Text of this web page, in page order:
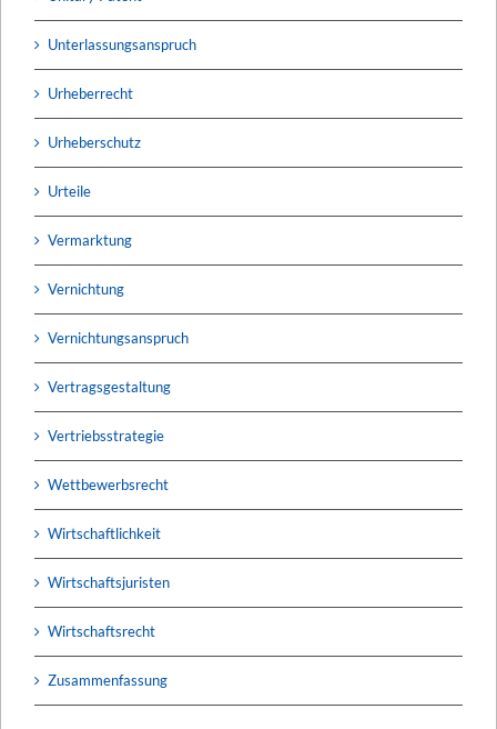
Unterlassungsanspruch
Urheberrecht
Urheberschutz
Urteile
Vermarktung
Vernichtung
Vernichtungsanspruch
Vertragsgestaltung
Vertriebsstrategie
Wettbewerbsrecht
Wirtschaftlichkeit
Wirtschaftsjuristen
Wirtschaftsrecht
Zusammenfassung